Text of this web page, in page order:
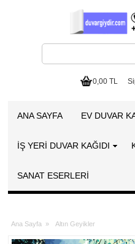
0,00 TL
ANA SAYFA EV DUVAR
İŞ YERİ DUVAR KAĞIDI
SANAT ESERLERI
Ana Sayfa » Altın Geyikler